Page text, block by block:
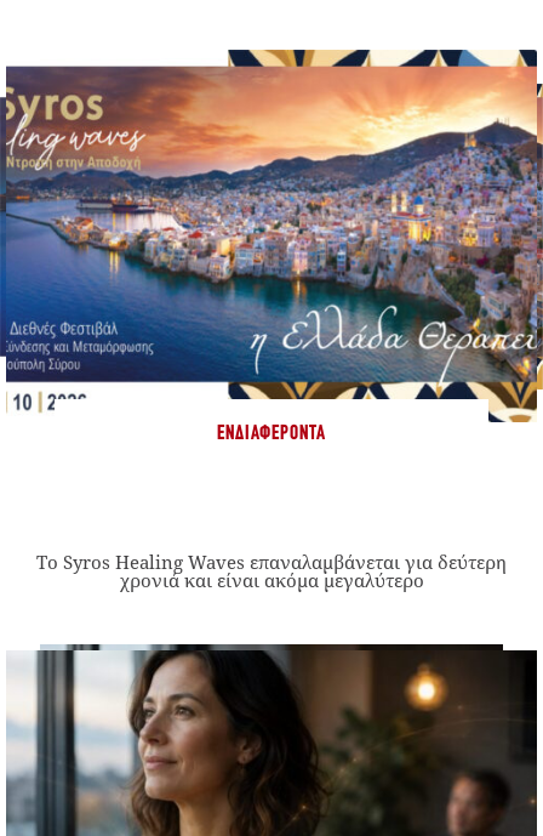
ΕΝΔΙΑΦΈΡΟΝΤΑ
Το Syros Healing Waves επαναλαμβάνεται για δεύτερη
χρονιά και είναι ακόμα μεγαλύτερο